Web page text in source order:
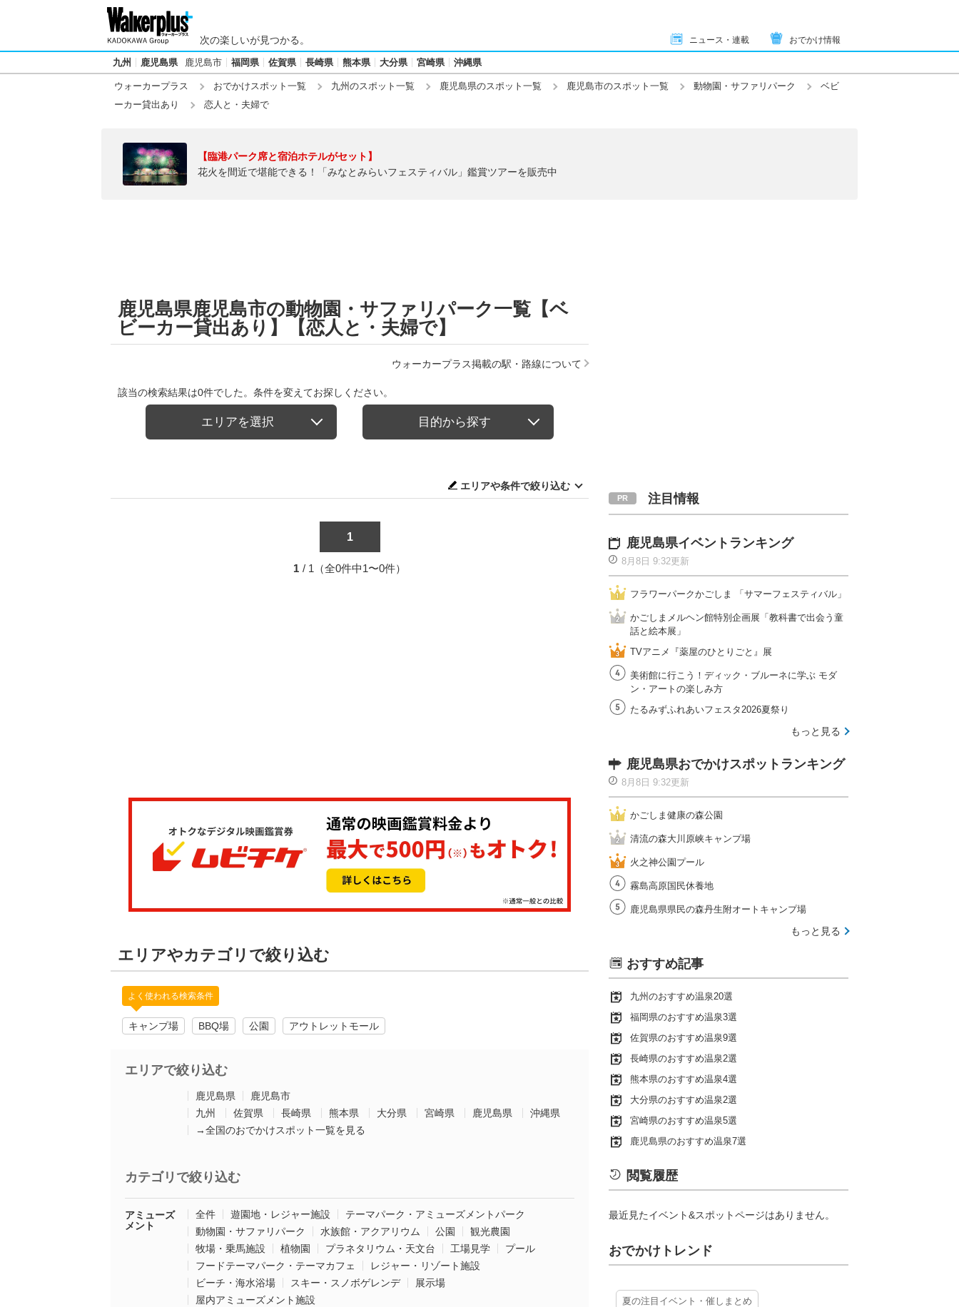
次の楽しいが見つかる。 ニュース・連載 おでかけ情報
九州 鹿児島県 鹿児島市 福岡県 佐賀県 長崎県 熊本県 大分県 宮崎県 沖縄県
ウォーカープラス おでかけスポット一覧 九州のスポット一覧 鹿児島県のスポット一覧 鹿児島市のスポット一覧 動物園・サファリパーク
ベビ
ーカー貸出あり
恋人と・夫婦で
【臨港パーク席と宿泊ホテルがセット】
花火を間近で堪能できる！「みなとみらいフェスティバル」鑑賞ツアーを販売中
鹿児島県鹿児島市の動物園・サファリパーク一覧【ベ
ビーカー貸出あり】【恋人と・夫婦で】
ウォーカープラス掲載の駅・路線について
該当の検索結果は0件でした。条件を変えてお探しください。
エリアを選択 目的から探す
エリアや条件で絞り込む
1
1 / 1（全0件中1〜0件）
エリアやカテゴリで絞り込む
よく使われる検索条件
キャンプ場 BBQ場 公園 アウトレットモール
エリアで絞り込む
鹿児島県
鹿児島市
九州
佐賀県 長崎県 熊本県 大分県 宮崎県 鹿児島県
沖縄県
→全国のおでかけスポット一覧を見る
カテゴリで絞り込む
アミューズ
メント
全件 遊園地・レジャー施設
テーマパーク・アミューズメントパーク
動物園・サファリパーク
水族館・アクアリウム 公園
観光農園
牧場・乗馬施設
植物園 プラネタリウム・天文台 工場見学
プール
フードテーマパーク・テーマカフェ
レジャー・リゾート施設
ビーチ・海水浴場
スキー・スノボゲレンデ
展示場
屋内アミューズメント施設
注目情報
鹿児島県イベントランキング
8月8日 9:32更新
フラワーパークかごしま 「サマーフェスティバル」
かごしまメルヘン館特別企画展「教科書で出会う童
話と絵本展」
TVアニメ『薬屋のひとりごと』展
美術館に行こう！ディック・ブルーネに学ぶ モダ
ン・アートの楽しみ方
たるみずふれあいフェスタ2026夏祭り
もっと見る
鹿児島県おでかけスポットランキング
8月8日 9:32更新
かごしま健康の森公園
清流の森大川原峡キャンプ場
火之神公園プール
霧島高原国民休養地
鹿児島県県民の森丹生附オートキャンプ場
もっと見る
おすすめ記事
九州のおすすめ温泉20選
福岡県のおすすめ温泉3選
佐賀県のおすすめ温泉9選
長崎県のおすすめ温泉2選
熊本県のおすすめ温泉4選
大分県のおすすめ温泉2選
宮崎県のおすすめ温泉5選
鹿児島県のおすすめ温泉7選
閲覧履歴
最近見たイベント&スポットページはありません。
おでかけトレンド
夏の注目イベント・催しまとめ